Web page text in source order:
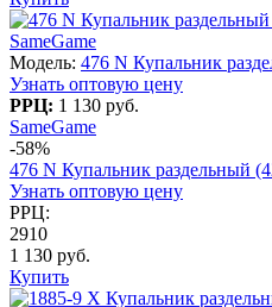
SameGame
Модель: 476 N Купальник
Узнать оптовую цену
РРЦ: 1 130 руб.
SameGame
-58%
476 N Купальник раздельный
Узнать оптовую цену
РРЦ:
2910
1 130 руб.
Купить